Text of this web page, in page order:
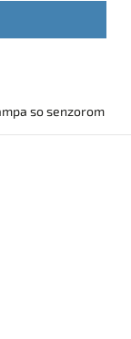
pohodlnú a
so senzorom